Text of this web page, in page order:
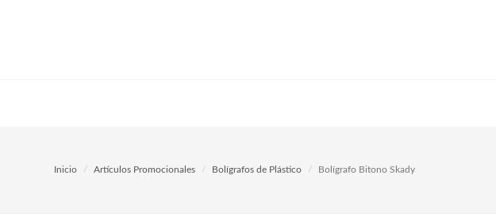
Inicio Artículos Promocionales Bolígrafos de Plástico Bolígrafo Bitono Skady